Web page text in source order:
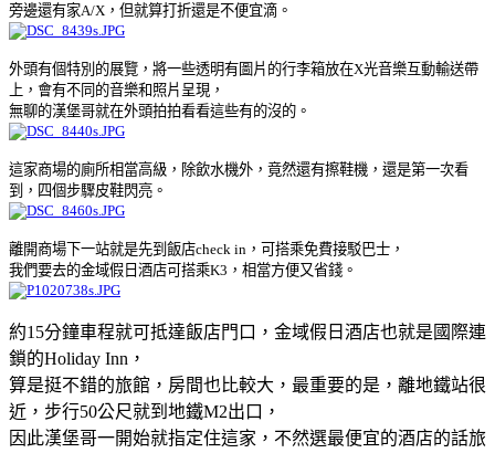
旁邊還有家A/X，但就算打折還是不便宜滴。
外頭有個特別的展覽，將一些透明有圖片的行李箱放在X光音樂互動輸送帶
上，會有不同的音樂和照片呈現，
無聊的漢堡哥就在外頭拍拍看看這些有的沒的。
這家商場的廁所相當高級，除飲水機外，竟然還有擦鞋機，還是第一次看
到，四個步驟皮鞋閃亮。
離開商場下一站就是先到飯店check in，可搭乘免費接駁巴士，
我們要去的金域假日酒店可搭乘K3，相當方便又省錢。
約15分鐘車程就可抵達飯店門口，金域假日酒店也就是國際連
鎖的Holiday Inn，
算是挺不錯的旅館，房間也比較大，最重要的是，離地鐵站很
近，步行50公尺就到地鐵M2出口，
因此漢堡哥一開始就指定住這家，不然選最便宜的酒店的話旅